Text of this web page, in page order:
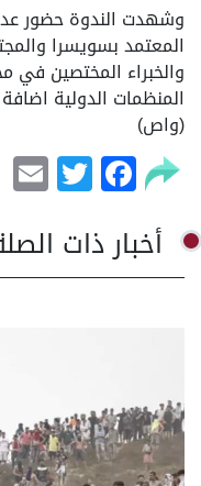
وشهدت الندوة حضور
المعتمد بسويسرا
والخبراء المختصين
المنظمات الدولية
(واص)
أخبار ذات